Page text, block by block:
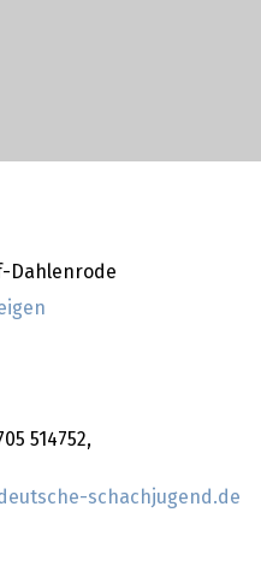
Dahlenrode
514752,
schachjugend.de